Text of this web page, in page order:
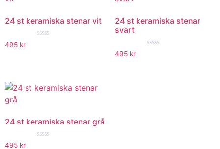
24 st keramiska stenar vit
495 kr
24 st keramiska stenar
svart
495 kr
24 st keramiska stenar grå
495 kr